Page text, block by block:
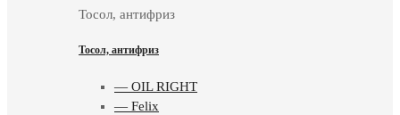
Тосол, антифриз
Тосол, антифриз
— OIL RIGHT
— Felix